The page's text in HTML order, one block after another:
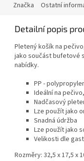
Značka Ostatní
Detailní popis
Pletený košík na
jako součást bufetové
nabídky.
PP -
Ideální na
Nadčasový
Lze použít jako
Snadná údržba
Lze použít jako
Velikosti dle
Rozměry: 32,5 x 17,5 x